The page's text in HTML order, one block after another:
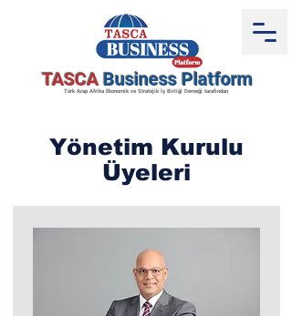
TASCA Business Platform
Türk Arap Afrika Ekonomik ve Stratejik İş Birliği Derneği tarafından
Yönetim Kurulu
Üyeleri